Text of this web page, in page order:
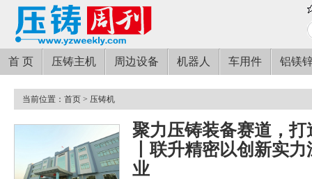
首 页 压铸主机 周边设备 机器人 车用件 铝镁
当前位置： 首页 > 压铸机
聚力压铸装备赛道，
丨联升精密以创新实
业